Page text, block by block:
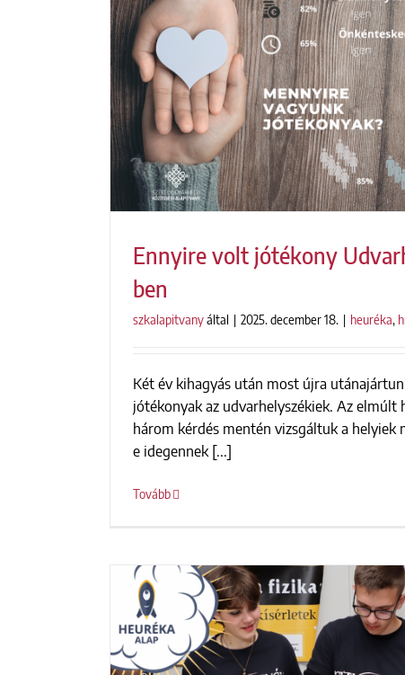
Ennyire volt jótékony
ben
szkalapitvanyáltal | 2025. december 18. | heuréka,
Két év kihagyás után most újra
jótékonyak az udvarhelyszékiek. Az elmúlt
három kérdés mentén vizsgáltuk a
e idegennek [...]
Tovább